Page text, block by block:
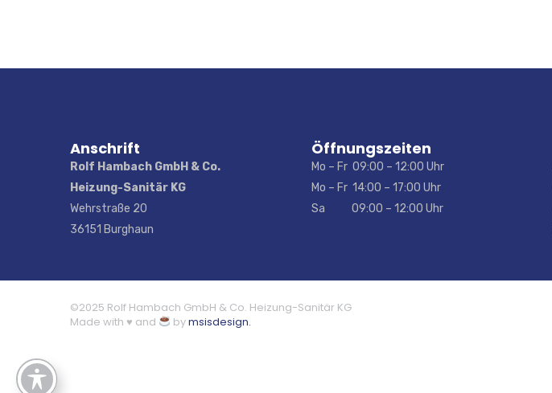
Anschrift
Rolf Hambach GmbH & Co.
Heizung-Sanitär KG
Wehrstraße 20
36151 Burghaun
Öffnungszeiten
Mo – Fr 09:00 – 12:00 Uhr
Mo – Fr 14:00 – 17:00 Uhr
Sa 09:00 – 12:00 Uhr
©2025 Rolf Hambach GmbH & Co. Heizung-Sanitär KG
Made with ♥ and
bymsisdesign.